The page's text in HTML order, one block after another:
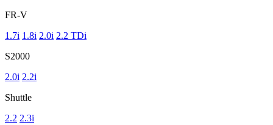
FR-V
1.7i 1.8i 2.0i 2.2 TDi
S2000
2.0i 2.2i
Shuttle
2.2 2.3i